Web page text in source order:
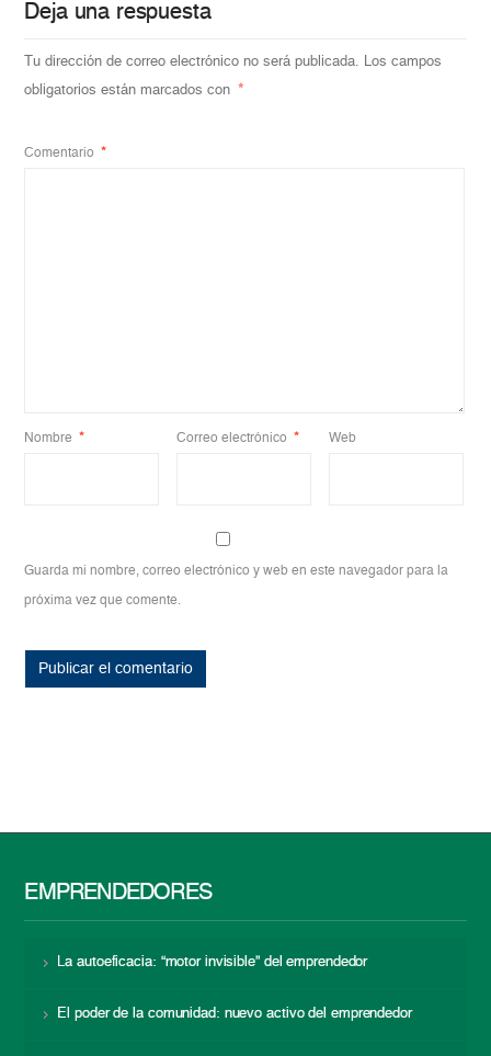
Deja una respuesta
Tu dirección de correo electrónico no será publicada. Los campos
obligatorios están marcados con
*
Comentario *
Nombre * Correo electrónico * Web
Guarda mi nombre, correo electrónico y web en este navegador para la
próxima vez que comente.
EMPRENDEDORES
La autoeficacia: “motor invisible” del emprendedor
El poder de la comunidad: nuevo activo del emprendedor